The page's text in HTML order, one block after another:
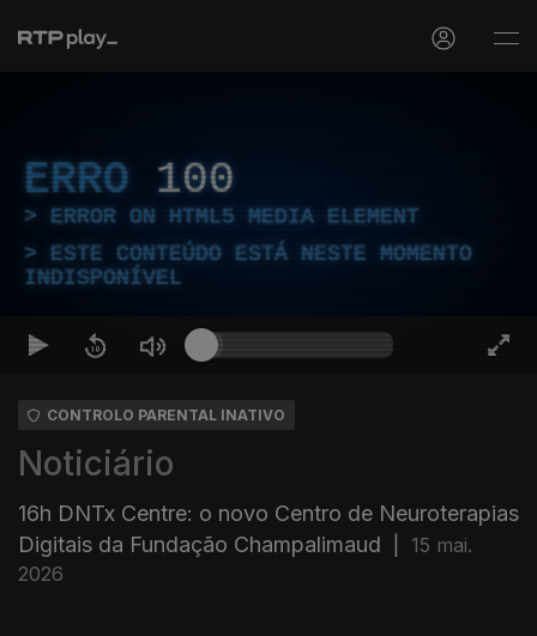
ERRO 100
ERROR ON HTML5 MEDIA ELEMENT
ESTE CONTEÚDO ESTÁ NESTE MOMENTO
INDISPONÍVEL
CONTROLO PARENTAL INATIVO
Noticiário
16h DNTx Centre: o novo Centro de Neuroterapias
Digitais da Fundação Champalimaud
15 mai.
2026